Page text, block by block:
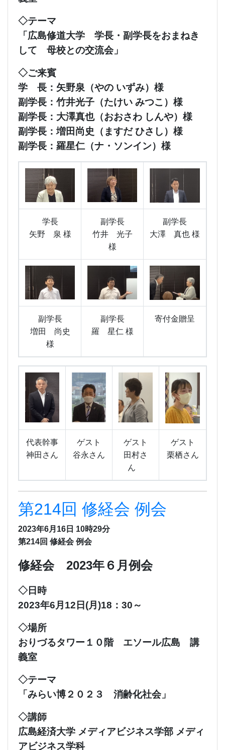
◇テーマ
「広島修道大学 学長・副学長をおまねき
して 母校との交流会」
◇ご来賓
学 長：矢野泉（やの いずみ）様
副学長：竹井光子（たけい みつこ）様
副学長：大澤真也（おおさわ しんや）様
副学長：増田尚史（ますだ ひさし）様
副学長：羅星仁（ナ・ソンイン）様
学長
矢野 泉 様
副学長
竹井 光子
様
副学長
大澤 真也 様
副学長
増田 尚史
様
副学長
羅 星仁 様
寄付金贈呈
代表幹事
神田さん
ゲスト
谷永さん
ゲスト
田村さ
ん
ゲスト
栗栖さん
第214回 修経会 例会
2023年6月16日 10時29分
第214回 修経会 例会
修経会 2023年６月例会
◇日時
2023年6月12日(月)18：30～
◇場所
おりづるタワー１０階 エソール広島 講
義室
◇テーマ
「みらい博２０２３ 消齢化社会」
◇講師
広島経済大学 メディアビジネス学部 メディ
アビジネス学科